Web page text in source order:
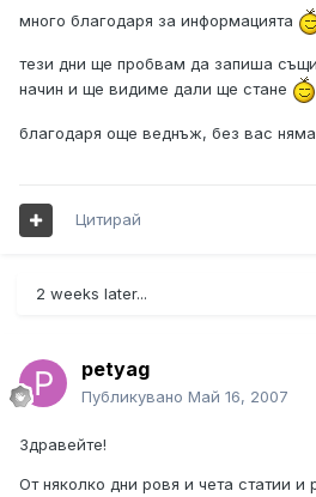
много благодаря за информацията
тези дни ще пробвам да запиша
начин и ще видиме дали ще стане
благодаря още веднъж, без вас
Цитирай
2 weeks later...
petyag
Публикувано Май 16, 2007
Здравейте!
От няколко дни ровя и чета статии и